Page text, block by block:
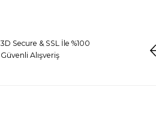
3D Secure & SSL İle %100
Güvenli Alışveriş